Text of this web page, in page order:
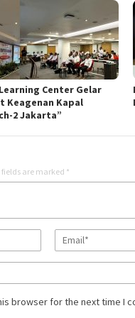
Center Gelar
Keagenan Kapal
2 Jakarta”
are marked *
browser for the next time I